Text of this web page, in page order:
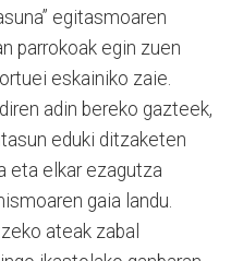
egitasmoaren
parrokoak egin zuen
eskainiko zaie.
adin bereko gazteek,
eduki ditzaketen
eta elkar ezagutza
gaia landu.
ateak zabal